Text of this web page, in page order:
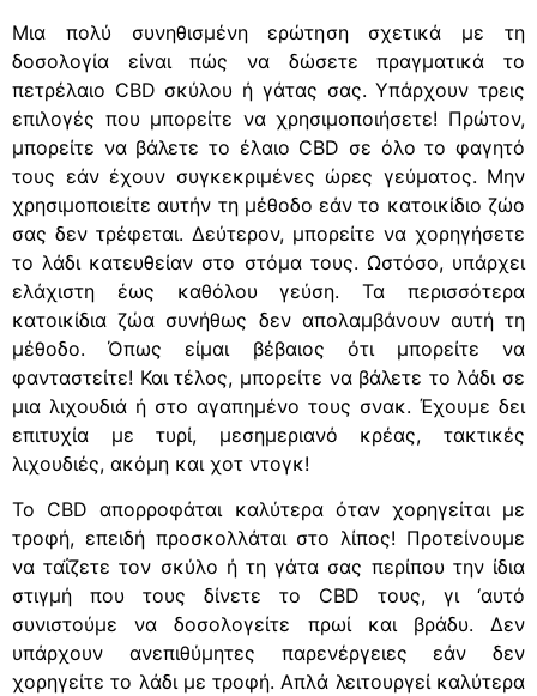
Μια πολύ συνηθισμένη ερώτηση σχετικά με τη
δοσολογία είναι πώς να δώσετε πραγματικά το
πετρέλαιο CBD σκύλου ή γάτας σας. Υπάρχουν τρεις
επιλογές που μπορείτε να χρησιμοποιήσετε! Πρώτον,
μπορείτε να βάλετε το έλαιο CBD σε όλο το φαγητό
τους εάν έχουν συγκεκριμένες ώρες γεύματος. Μην
χρησιμοποιείτε αυτήν τη μέθοδο εάν το κατοικίδιο ζώο
σας δεν τρέφεται. Δεύτερον, μπορείτε να χορηγήσετε
το λάδι κατευθείαν στο στόμα τους. Ωστόσο, υπάρχει
ελάχιστη έως καθόλου γεύση. Τα περισσότερα
κατοικίδια ζώα συνήθως δεν απολαμβάνουν αυτή τη
μέθοδο. Όπως είμαι βέβαιος ότι μπορείτε να
φανταστείτε! Και τέλος, μπορείτε να βάλετε το λάδι σε
μια λιχουδιά ή στο αγαπημένο τους σνακ. Έχουμε δει
επιτυχία με τυρί, μεσημεριανό κρέας, τακτικές
λιχουδιές, ακόμη και χοτ ντογκ!
Το CBD απορροφάται καλύτερα όταν χορηγείται με
τροφή, επειδή προσκολλάται στο λίπος! Προτείνουμε
να ταΐζετε τον σκύλο ή τη γάτα σας περίπου την ίδια
στιγμή που τους δίνετε το CBD τους, γι ‘αυτό
συνιστούμε να δοσολογείτε πρωί και βράδυ. Δεν
υπάρχουν ανεπιθύμητες παρενέργειες εάν δεν
χορηγείτε το λάδι με τροφή. Απλά λειτουργεί καλύτερα